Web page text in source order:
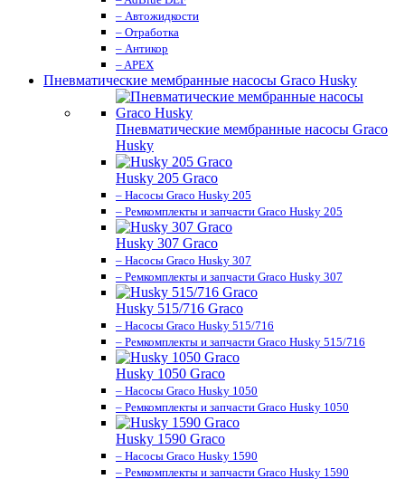
– Автожидкости
– Отработка
– Антикор
– APEX
Пневматические мембранные насосы Graco Husky
Пневматические мембранные насосы Graco
Husky
Husky 205 Graco
– Насосы Graco Husky 205
– Ремкомплекты и запчасти Graco Husky 205
Husky 307 Graco
– Насосы Graco Husky 307
– Ремкомплекты и запчасти Graco Husky 307
Husky 515/716 Graco
– Насосы Graco Husky 515/716
– Ремкомплекты и запчасти Graco Husky 515/716
Husky 1050 Graco
– Насосы Graco Husky 1050
– Ремкомплекты и запчасти Graco Husky 1050
Husky 1590 Graco
– Насосы Graco Husky 1590
– Ремкомплекты и запчасти Graco Husky 1590